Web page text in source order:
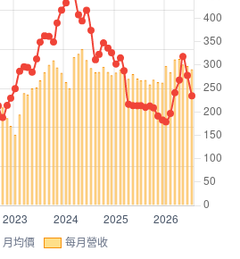
月均價 每月營收